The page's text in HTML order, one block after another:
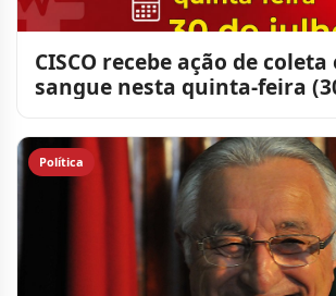
CISCO recebe ação de
sangue nesta quinta-feira
Política